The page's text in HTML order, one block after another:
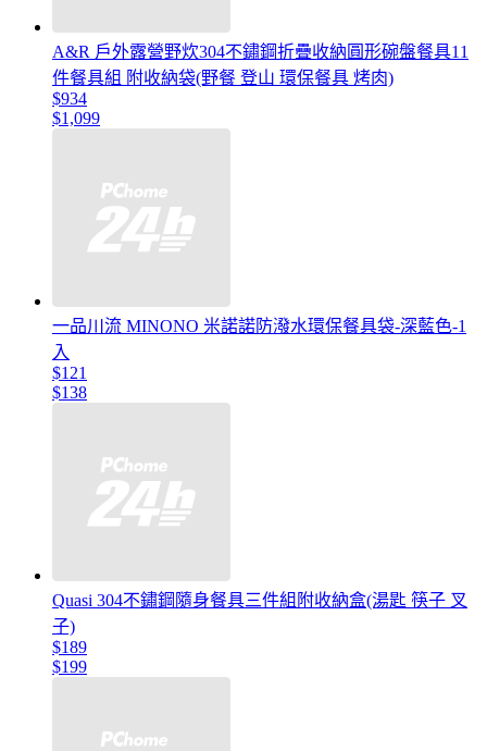
A&R 戶外露營野炊304不鏽鋼折疊收納圓形碗盤餐具11
件餐具組 附收納袋(野餐 登山 環保餐具 烤肉)
$934
$1,099
一品川流 MINONO 米諾諾防潑水環保餐具袋-深藍色-1
入
$121
$138
Quasi 304不鏽鋼隨身餐具三件組附收納盒(湯匙 筷子 叉
子)
$189
$199